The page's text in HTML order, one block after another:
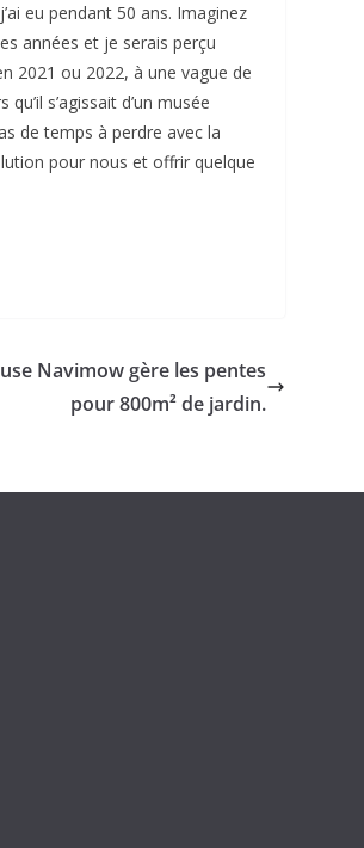
eu pendant 50 ans. Imaginez
années et je serais perçu
2021 ou 2022, à une vague de
s’agissait d’un musée
de temps à perdre avec la
pour nous et offrir quelque
Navimow gère les pentes
pour 800m² de jardin.